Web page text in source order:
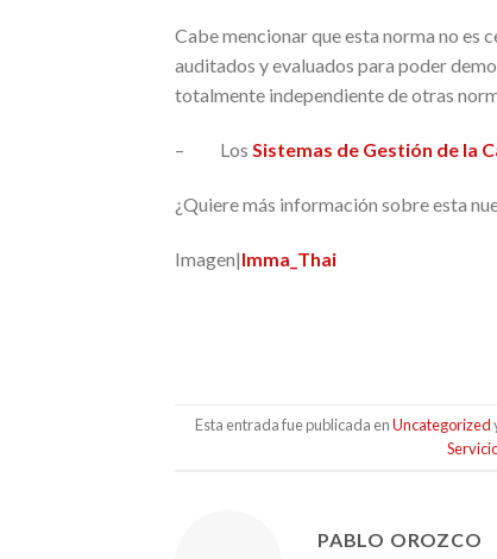
Cabe mencionar que esta norma no es
auditados y evaluados para poder
totalmente independiente de otras
– Los Sistemas de Gestión de la
¿Quiere más información sobre esta
Imagen|Imma_Thai
Esta entrada fue publicada enUncategorized
PABLO OROZCO